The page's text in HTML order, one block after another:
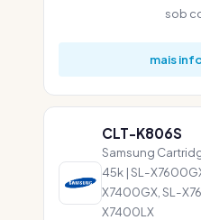
sob
mais
CLT-K806S
Samsung
45k | SL-
X7400GX, SL-
X7400LX